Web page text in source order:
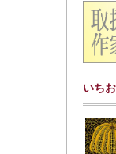
いち